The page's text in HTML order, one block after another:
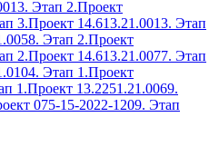
Этап 2.Проект
3.Проект 14.613.21.0013. Этап
Этап 2.Проект
2.Проект 14.613.21.0077. Этап
Этап 1.Проект
1.Проект 13.2251.21.0069.
075-15-2022-1209. Этап